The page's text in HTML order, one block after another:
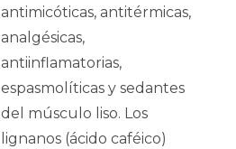
antimicóticas, antitérmicas,
analgésicas,
antiinflamatorias,
espasmolíticas y sedantes
del músculo liso. Los
lignanos (ácido caféico)